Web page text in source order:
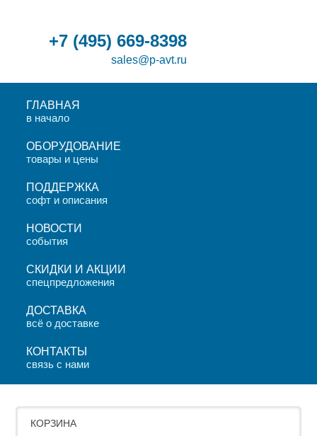
+7 (495) 669-8398
sales@p-avt.ru
ГЛАВНАЯ
в начало
ОБОРУДОВАНИЕ
товары и цены
ПОДДЕРЖКА
софт и описания
НОВОСТИ
события
СКИДКИ И АКЦИИ
спецпредложения
ДОСТАВКА
всё о доставке
КОНТАКТЫ
связь с нами
КОРЗИНА